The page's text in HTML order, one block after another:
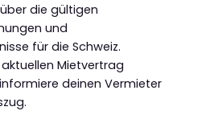
die gültigen
und
für die Schweiz.
Mietvertrag
deinen Vermieter